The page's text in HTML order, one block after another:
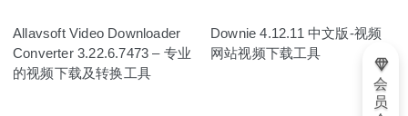
Allavsoft Video Downloader
Converter 3.22.6.7473 – 专业
的视频下载及转换工具
Downie 4.12.11 中文版-视频
网站视频下载工具
会
员